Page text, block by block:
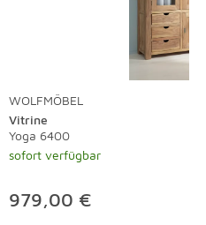
WOLFMÖBEL
Vitrine
Yoga 6400
sofort verfügbar
979,00 €